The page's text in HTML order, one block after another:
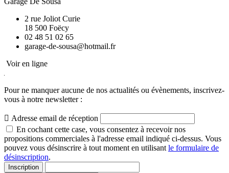
2 rue Joliot Curie
18 500 Foëcy
02 48 51 02 65
Voir en ligne
Pour ne manquer aucune de nos actualités ou évènements, inscrivez-
vous à notre newsletter :
 Adresse email de réception
En cochant cette case, vous consentez à recevoir nos
propositions commerciales à l'adresse email indiqué ci-dessus. Vous
pouvez vous désinscrire à tout moment en utilisant le formulaire de
désinscription.
Inscription